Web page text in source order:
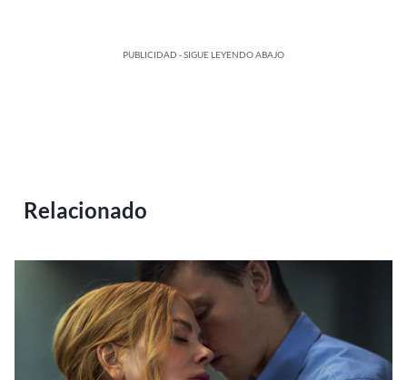
PUBLICIDAD - SIGUE LEYENDO ABAJO
Relacionado